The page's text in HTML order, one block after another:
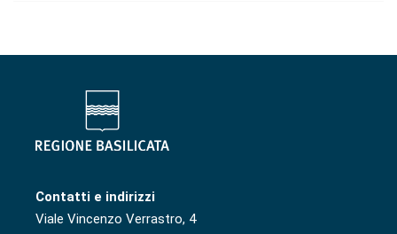
Contatti e indirizzi
Viale Vincenzo Verrastro, 4